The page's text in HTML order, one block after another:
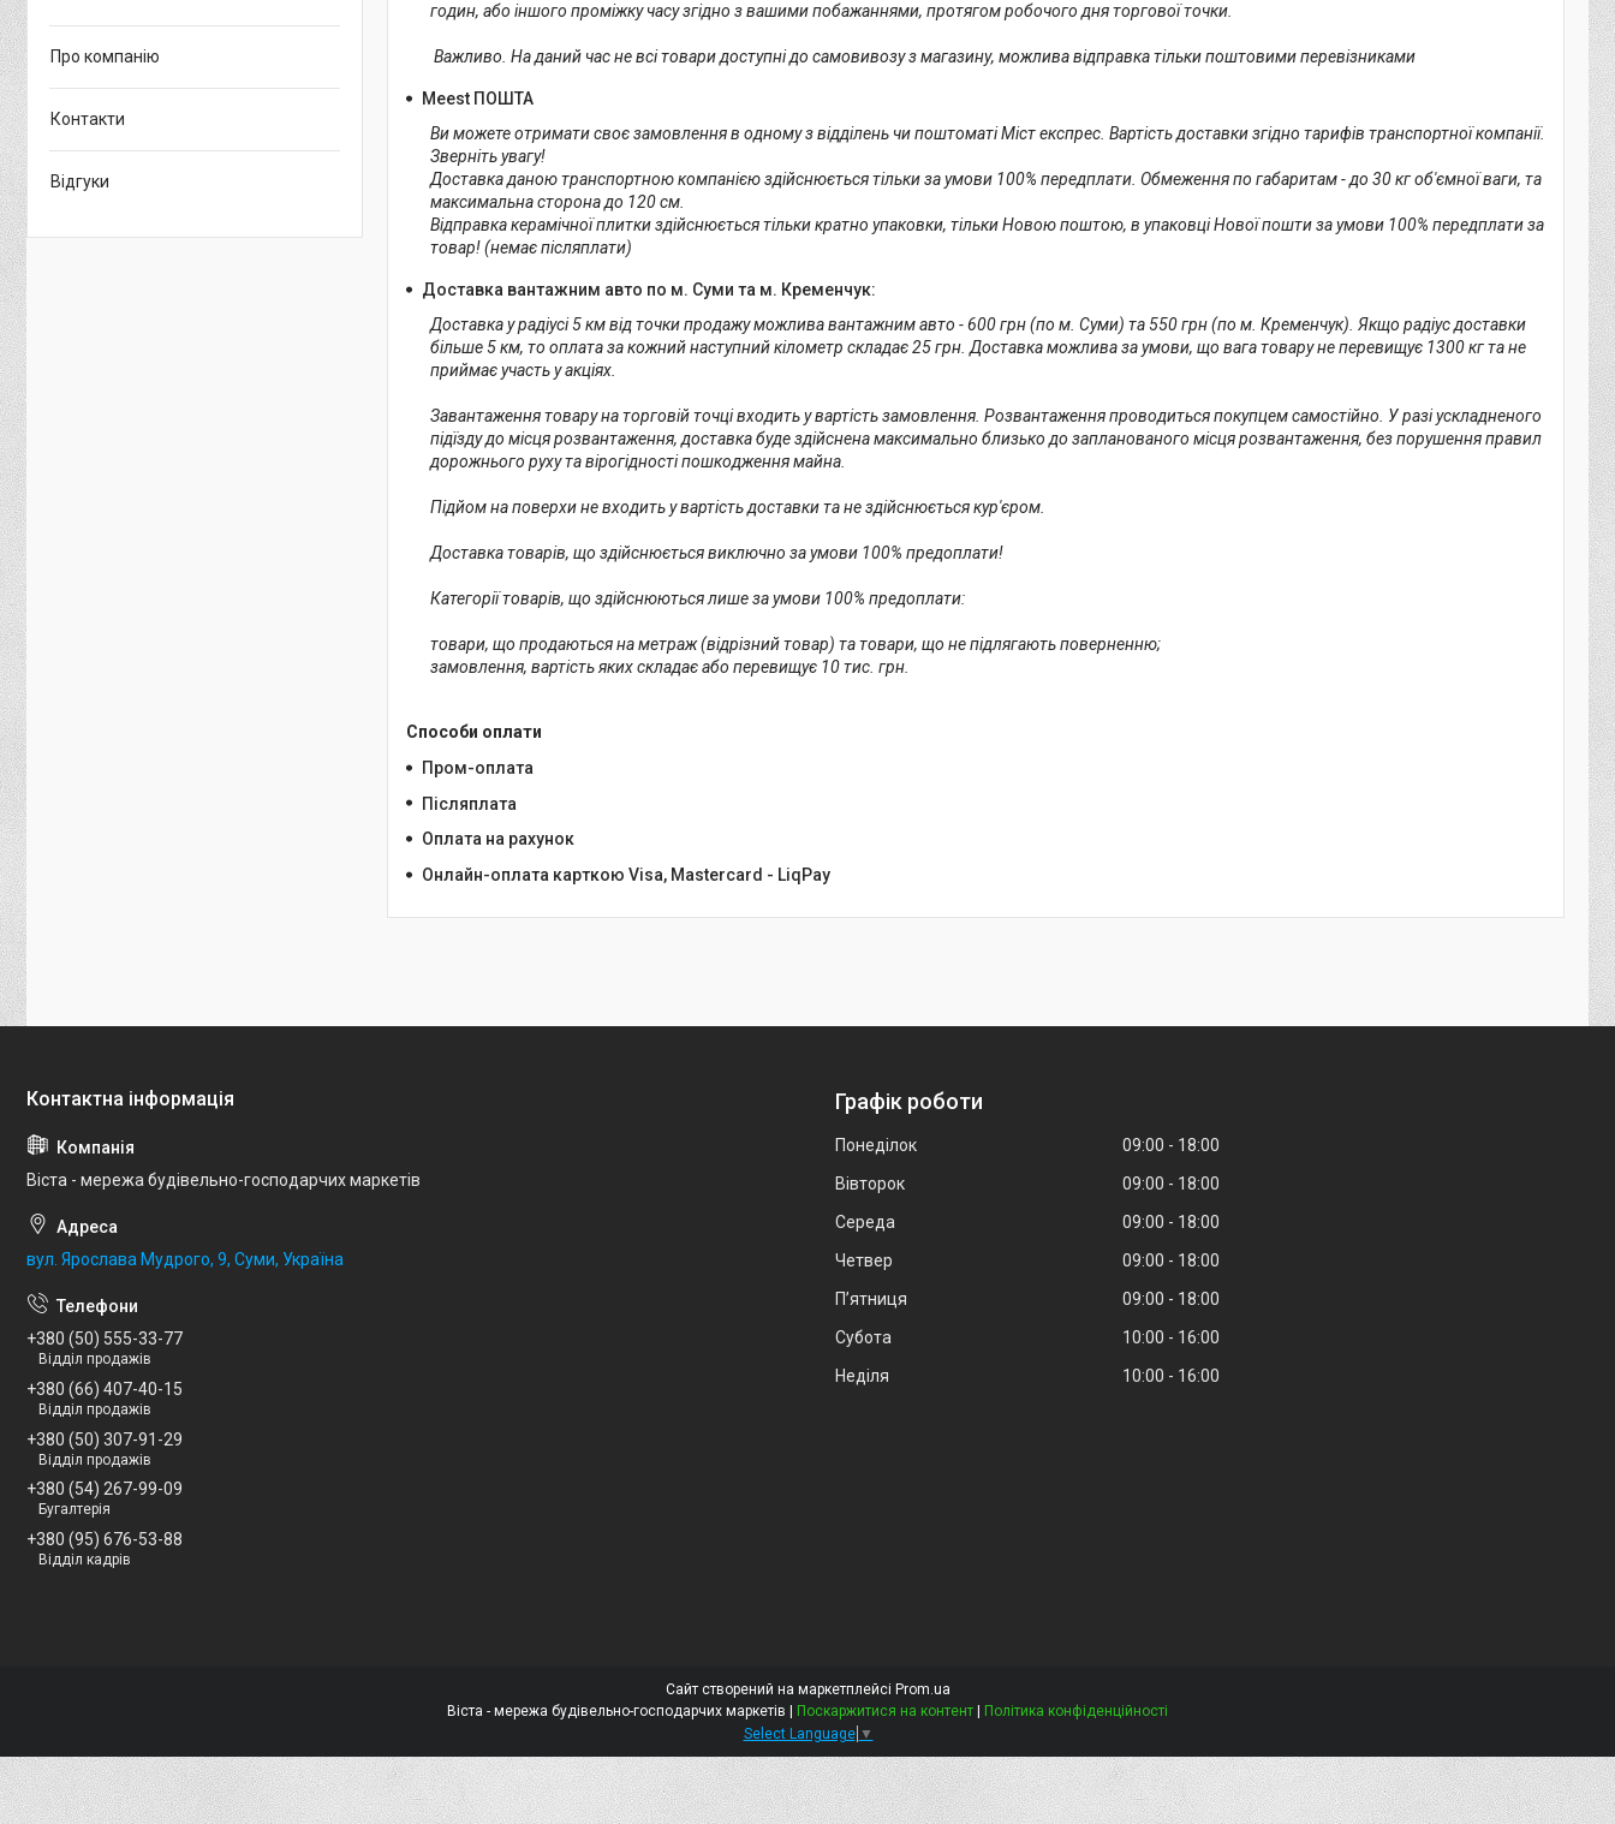
годин, або іншого проміжку часу згідно з вашими побажаннями, протягом робочого дня торгової точки.
Важливо. На даний час не всі товари доступні до самовивозу з магазину, можлива відправка тільки поштовими перевізниками
Meest ПОШТА
Ви можете отримати своє замовлення в одному з відділень чи поштоматі Міст експрес. Вартість доставки згідно тарифів транспортної компанії.
Зверніть увагу!
Доставка даною транспортною компанією здійснюється тільки за умови 100% передплати. Обмеження по габаритам - до 30 кг об'ємної ваги, та
максимальна сторона до 120 см.
Відправка керамічної плитки здійснюється тільки кратно упаковки, тільки Новою поштою, в упаковці Нової пошти за умови 100% передплати за
товар! (немає післяплати)
Доставка вантажним авто по м. Суми та м. Кременчук:
Доставка у радіусі 5 км від точки продажу можлива вантажним авто - 600 грн (по м. Суми) та 550 грн (по м. Кременчук). Якщо радіус доставки
більше 5 км, то оплата за кожний наступний кілометр складає 25 грн. Доставка можлива за умови, що вага товару не перевищує 1300 кг та не
приймає участь у акціях.
Завантаження товару на торговій точці входить у вартість замовлення. Розвантаження проводиться покупцем самостійно. У разі ускладненого
підїзду до місця розвантаження, доставка буде здійснена максимально близько до запланованого місця розвантаження, без порушення правил
дорожнього руху та вірогідності пошкодження майна.
Підйом на поверхи не входить у вартість доставки та не здійснюється кур'єром.
Доставка товарів, що здійснюється виключно за умови 100% предоплати!
Категорії товарів, що здійснюються лише за умови 100% предоплати:
товари, що продаються на метраж (відрізний товар) та товари, що не підлягають поверненню;
замовлення, вартість яких складає або перевищує 10 тис. грн.
Способи оплати
Пром-оплата
Післяплата
Оплата на рахунок
Онлайн-оплата карткою Visa, Mastercard - LiqPay
Про компанію
Контакти
Відгуки
Віста - мережа будівельно-господарчих маркетів
вул. Ярослава Мудрого, 9, Суми, Україна
+380 (50) 555-33-77
Відділ продажів
+380 (66) 407-40-15
Відділ продажів
+380 (50) 307-91-29
Відділ продажів
+380 (54) 267-99-09
Бугалтерія
+380 (95) 676-53-88
Відділ кадрів
Графік роботи
Понеділок 09:00
18:00
Вівторок
09:00
18:00
Середа
09:00
18:00
Четвер
09:00
18:00
Пʼятниця
09:00
18:00
Субота
10:00
16:00
Неділя
10:00 16:00
Сайт створений на маркетплейсі Prom.ua
Поскаржитися на контент
Політика конфіденційності
Select Language ▼